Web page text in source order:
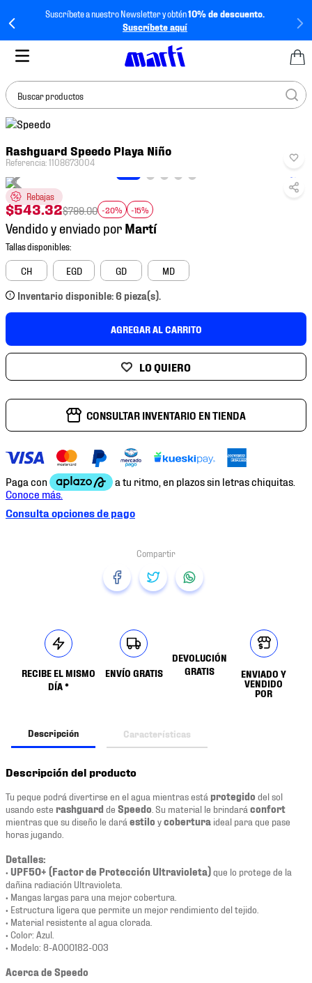
Suscríbete a nuestro Newsletter y obtén10% de descuento.
Suscríbete aquí
Buscar productos
Rashguard Speedo Playa Niño
Referencia:1108673004
Rebajas
$543.32$799.00 -20% -15%
Vendido y enviado por
CH EGD GD MD
Inventario disponible: 6 pieza(s).
AGREGAR AL CARRITO
CONSULTAR INVENTARIO EN TIENDA
Consulta opciones de pago
RECIBE EL MISMO
DÍA *
ENVÍO GRATIS
DEVOLUCIÓN
GRATIS
ENVIADO Y
VENDIDO
POR
Descripción Características
Descripción del producto
Tu peque podrá divertirse en el agua mientras está protegido del sol
usando este rashguard de Speedo . Su material le brindará confort
mientras que su diseño le dará estilo ycobertura ideal para que pase
horas jugando.
Detalles:
• UPF50+ (Factor de Protección Ultravioleta)que lo protege de la
dañina radiación Ultravioleta.
• Mangas largas para una mejor cobertura.
• Estructura ligera que permite un mejor rendimiento del tejido.
• Material resistente al agua clorada.
• Color: Azul.
• Modelo: 8-A000182-003
Acerca de Speedo
BUSCADOS
2.
tenis hombre
tenis
4.
jersey
.
tenis futbol
6.
mochila
8.
mochilas